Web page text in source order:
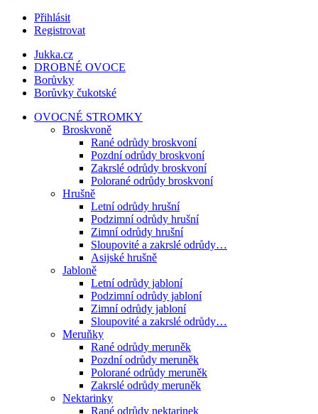
Přihlásit
Registrovat
Jukka.cz
DROBNÉ OVOCE
Borůvky
Borůvky čukotské
OVOCNÉ STROMKY
Broskvoně
Rané odrůdy broskvoní
Pozdní odrůdy broskvoní
Zakrslé odrůdy broskvoní
Polorané odrůdy broskvoní
Hrušně
Letní odrůdy hrušní
Podzimní odrůdy hrušní
Zimní odrůdy hrušní
Sloupovité a zakrslé odrůdy…
Asijské hrušně
Jabloně
Letní odrůdy jabloní
Podzimní odrůdy jabloní
Zimní odrůdy jabloní
Sloupovité a zakrslé odrůdy…
Meruňky
Rané odrůdy meruněk
Pozdní odrůdy meruněk
Polorané odrůdy meruněk
Zakrslé odrůdy meruněk
Nektarinky
Rané odrůdy nektarinek